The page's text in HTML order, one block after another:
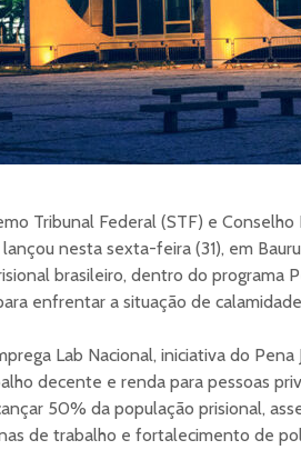
Tribunal Federal (STF) e Conselho
nesta sexta-feira (31), em
brasileiro, dentro do programa
enfrentar a situação de
Lab Nacional, iniciativa do
decente e renda para pessoas
50% da população prisional,
de trabalho e fortalecimento de